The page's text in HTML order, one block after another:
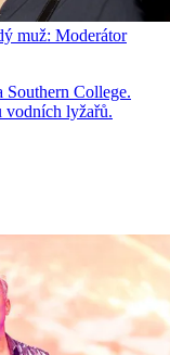
muž: Moderátor
Southern College.
vodních lyžařů.